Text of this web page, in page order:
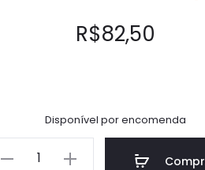
R$82,50
Disponível por encomenda
Condicionador